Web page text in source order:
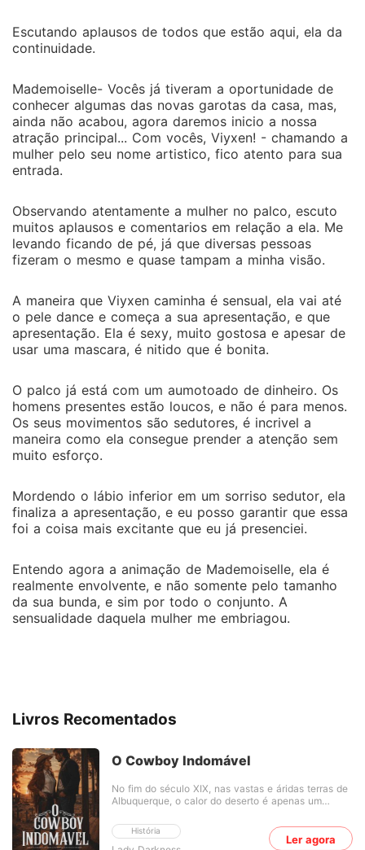
Escutando aplausos de todos que estão aqui, ela da
continuidade.
Mademoiselle- Vocês já tiveram a oportunidade de
conhecer algumas das novas garotas da casa, mas,
ainda não acabou, agora daremos inicio a nossa
atração principal... Com vocês, Viyxen! - chamando a
mulher pelo seu nome artistico, fico atento para sua
entrada.
Observando atentamente a mulher no palco, escuto
muitos aplausos e comentarios em relação a ela. Me
levando ficando de pé, já que diversas pessoas
fizeram o mesmo e quase tampam a minha visão.
A maneira que Viyxen caminha é sensual, ela vai até
o pele dance e começa a sua apresentação, e que
apresentação. Ela é sexy, muito gostosa e apesar de
usar uma mascara, é nitido que é bonita.
O palco já está com um aumotoado de dinheiro. Os
homens presentes estão loucos, e não é para menos.
Os seus movimentos são sedutores, é incrivel a
maneira como ela consegue prender a atenção sem
muito esforço.
Mordendo o lábio inferior em um sorriso sedutor, ela
finaliza a apresentação, e eu posso garantir que essa
foi a coisa mais excitante que eu já presenciei.
Entendo agora a animação de Mademoiselle, ela é
realmente envolvente, e não somente pelo tamanho
da sua bunda, e sim por todo o conjunto. A
sensualidade daquela mulher me embriagou.
Livros Recomentados
O Cowboy Indomável
História
No fim do século XIX, nas vastas e áridas terras de
Albuquerque, o calor do deserto é apenas um
consome duas famílias rivais: os Hernández e os
Rodríguez. Poucos se lembram da origem da
Ler agora